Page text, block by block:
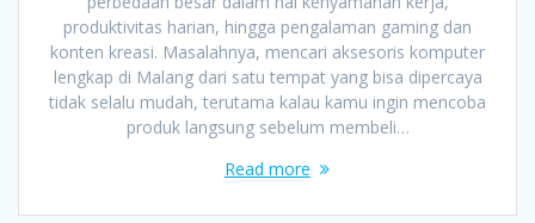
produktivitas harian, hingga pengalaman gaming dan
konten kreasi. Masalahnya, mencari aksesoris komputer
lengkap di Malang dari satu tempat yang bisa dipercaya
tidak selalu mudah, terutama kalau kamu ingin mencoba
produk langsung sebelum membeli…
Read more